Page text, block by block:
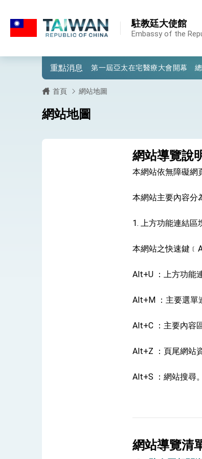
駐教廷大使館
Embassy of the
重點消息
外交部重要言論
第一屆亞太在宅醫療大會開幕
外交部發布WHA文宣影片「台灣
總統與五院院長新春茶敘 盼化
總統農曆春節談話
外交部長林佳龍於《外交事務》
外交部長林佳龍午宴歡迎美國聯
外交部長林佳龍接見美國智庫「
卓揆：臺美關稅談判階段性結果
外交部與數位發展部攜手合作，
外交部長林佳龍主持第35次「參
首頁 網站地圖
網站地圖
網站導覽說
本網站依無障礙
本網站主要內容分
1. 上方功能連結區
本網站之快速鍵
Alt+U ：上方功能
Alt+M ：主要選單
Alt+C ：主要內
Alt+Z ：頁尾網站
Alt+S ：網站搜尋。
網站導覽清